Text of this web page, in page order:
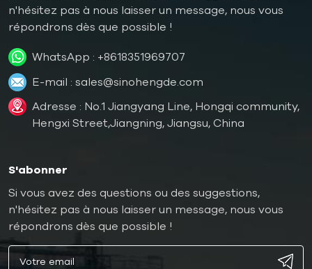
n'hésitez pas à nous laisser un message, nous vous
répondrons dès que possible !
WhatsApp : +8618351969707
E-mail : sales@sinohengde.com
Adresse : No.1 Jiangyang Line, Hongqi community,
Hengxi Street,Jiangning, Jiangsu, China
S'abonner
Si vous avez des questions ou des suggestions,
n'hésitez pas à nous laisser un message, nous vous
répondrons dès que possible !